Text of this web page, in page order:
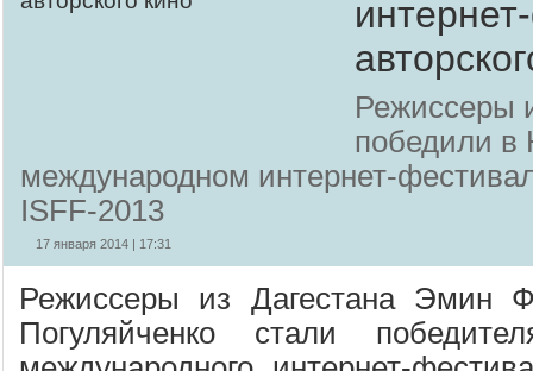
Режиссеры
победили в
международном интернет-
ISFF-2013
17 января 2014 | 17:31
Режиссеры из Дагестана Эмин
Погуляйченко стали